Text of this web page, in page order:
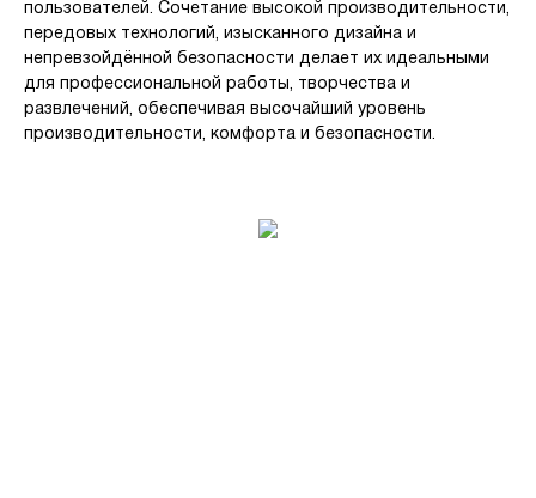
пользователей. Сочетание высокой производительности,
передовых технологий, изысканного дизайна и
непревзойдённой безопасности делает их идеальными
для профессиональной работы, творчества и
развлечений, обеспечивая высочайший уровень
производительности, комфорта и безопасности.